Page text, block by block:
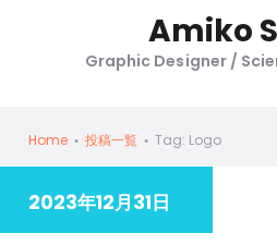
Amiko
Graphic Designer /
Home 投稿一覧 Tag: Logo
2023年12月31日